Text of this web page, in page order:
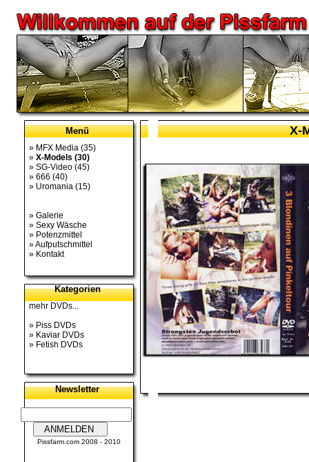
Menü
» MFX Media(35)
» X-Models (30)
» SG-Video(45)
» 666 (40)
» Uromania(15)
» Galerie
» Sexy Wäsche
» Potenzmittel
»Aufputschmittel
» Kontakt
Kategorien
mehr DVDs...
» Piss DVDs
» Kaviar DVDs
» Fetish DVDs
Newsletter
Pissfarm.com2008 - 2010
X-